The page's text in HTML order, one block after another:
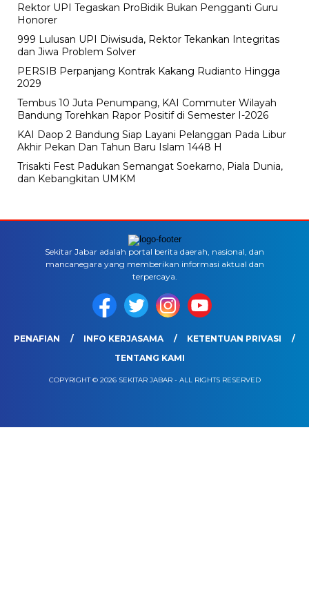
Rektor UPI Tegaskan ProBidik Bukan Pengganti Guru
Honorer
999 Lulusan UPI Diwisuda, Rektor Tekankan Integritas
dan Jiwa Problem Solver
PERSIB Perpanjang Kontrak Kakang Rudianto Hingga
2029
Tembus 10 Juta Penumpang, KAI Commuter Wilayah
Bandung Torehkan Rapor Positif di Semester I-2026
KAI Daop 2 Bandung Siap Layani Pelanggan Pada Libur
Akhir Pekan Dan Tahun Baru Islam 1448 H
Trisakti Fest Padukan Semangat Soekarno, Piala Dunia,
dan Kebangkitan UMKM
Sekitar Jabar adalah portal berita daerah, nasional, dan
mancanegara yang memberikan informasi aktual dan
terpercaya.
PENAFIAN INFO KERJASAMA
KETENTUAN PRIVASI
TENTANG KAMI
COPYRIGHT © 2026 SEKITAR JABAR - ALL RIGHTS RESERVED